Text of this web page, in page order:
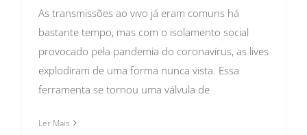
As transmissões ao vivo já eram comuns há
bastante tempo, mas com o isolamento social
provocado pela pandemia do coronavírus, as lives
explodiram de uma forma nunca vista. Essa
ferramenta se tornou uma válvula de
Ler Mais